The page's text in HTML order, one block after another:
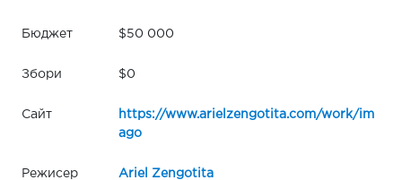
Бюджет $50 000
Збори $0
Сайт
https://www.arielzengotita.com/work/im
ago
Режисер Ariel Zengotita